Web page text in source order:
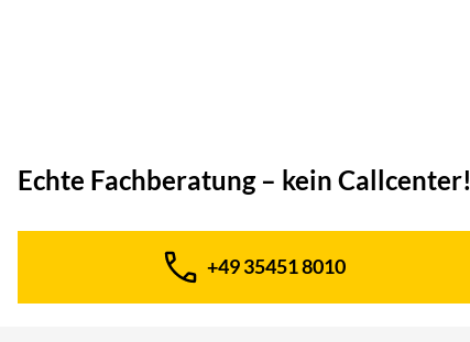
Echte Fachberatung – kein Callcenter!
Telefon:
+49 35451 8010